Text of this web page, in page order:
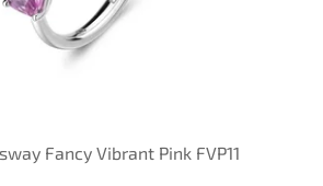
Fancy Vibrant Pink FVP11